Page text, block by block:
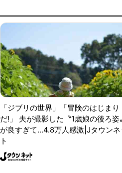
「ジブリの世界」「冒険のはじまり
だ!」 夫が撮影した〝1歳娘の後ろ姿〟
が良すぎて...4.8万人感激|Jタウンネ
ト